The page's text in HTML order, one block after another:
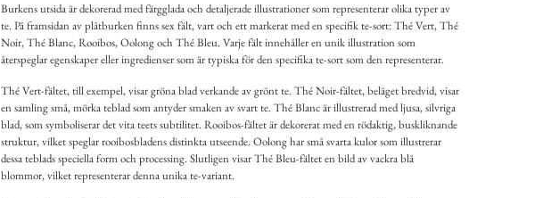
Burkens utsida är dekorerad med färgglada och detaljerade illustrationer som representerar olika typer av
te. På framsidan av plåtburken finns sex fält, vart och ett markerat med en specifik te-sort: Thé Vert, Thé
Noir, Thé Blanc, Rooibos, Oolong och Thé Bleu. Varje fält innehåller en unik illustration som
återspeglar egenskaper eller ingredienser som är typiska för den specifika te-sort som den representerar.
Thé Vert-fältet, till exempel, visar gröna blad verkande av grönt te. Thé Noir-fältet, beläget bredvid, visar
en samling små, mörka teblad som antyder smaken av svart te. Thé Blanc är illustrerad med ljusa, silvriga
blad, som symboliserar det vita teets subtilitet. Rooibos-fältet är dekorerat med en rödaktig, buskliknande
struktur, vilket speglar rooibosbladens distinkta utseende. Oolong har små svarta kulor som illustrerar
dessa teblads speciella form och processing. Slutligen visar Thé Bleu-fältet en bild av vackra blå
blommor, vilket representerar denna unika te-variant.